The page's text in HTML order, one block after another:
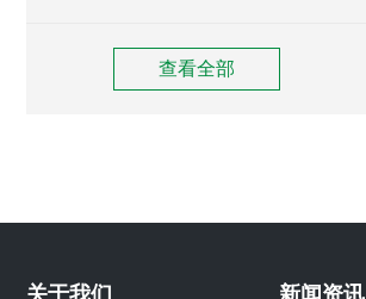
查看全部
关于我们 新闻资讯